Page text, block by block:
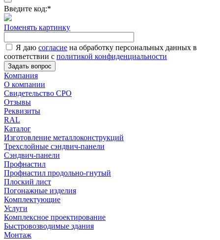
Введите код:*
Поменять картинку
Я даю согласие на обработку персональных данных в
соответствии с политикой конфиденциальности
Задать вопрос
Компания
О компании
Свидетельство СРО
Отзывы
Реквизиты
RAL
Каталог
Изготовление металлоконструкций
Трехслойные сэндвич-панели
Сэндвич-панели
Профнастил
Профнастил продольно-гнутый
Плоский лист
Погонажные изделия
Комплектующие
Услуги
Комплексное проектирование
Быстровозводимые здания
Монтаж